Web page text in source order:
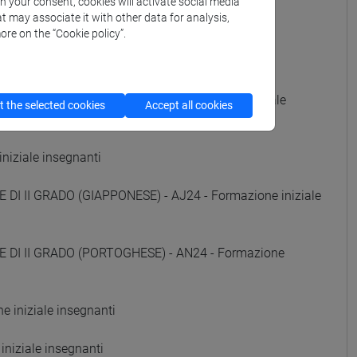
iniziale insegnanti
iniziale insegnanti
DI II GRADO (RUSSO) - AE24 - Formazione iniziale
iniziale insegnanti
DI II GRADO (GIAPPONESE) - AJ24 - Formazione iniziale
DI II GRADO (PORTOGHESE) - AN24 - Formazione
iniziale insegnanti
iniziale insegnanti
may associate it with other data for analysis,
on the “Cookie policy”.
the selected cookies Accept all cookies